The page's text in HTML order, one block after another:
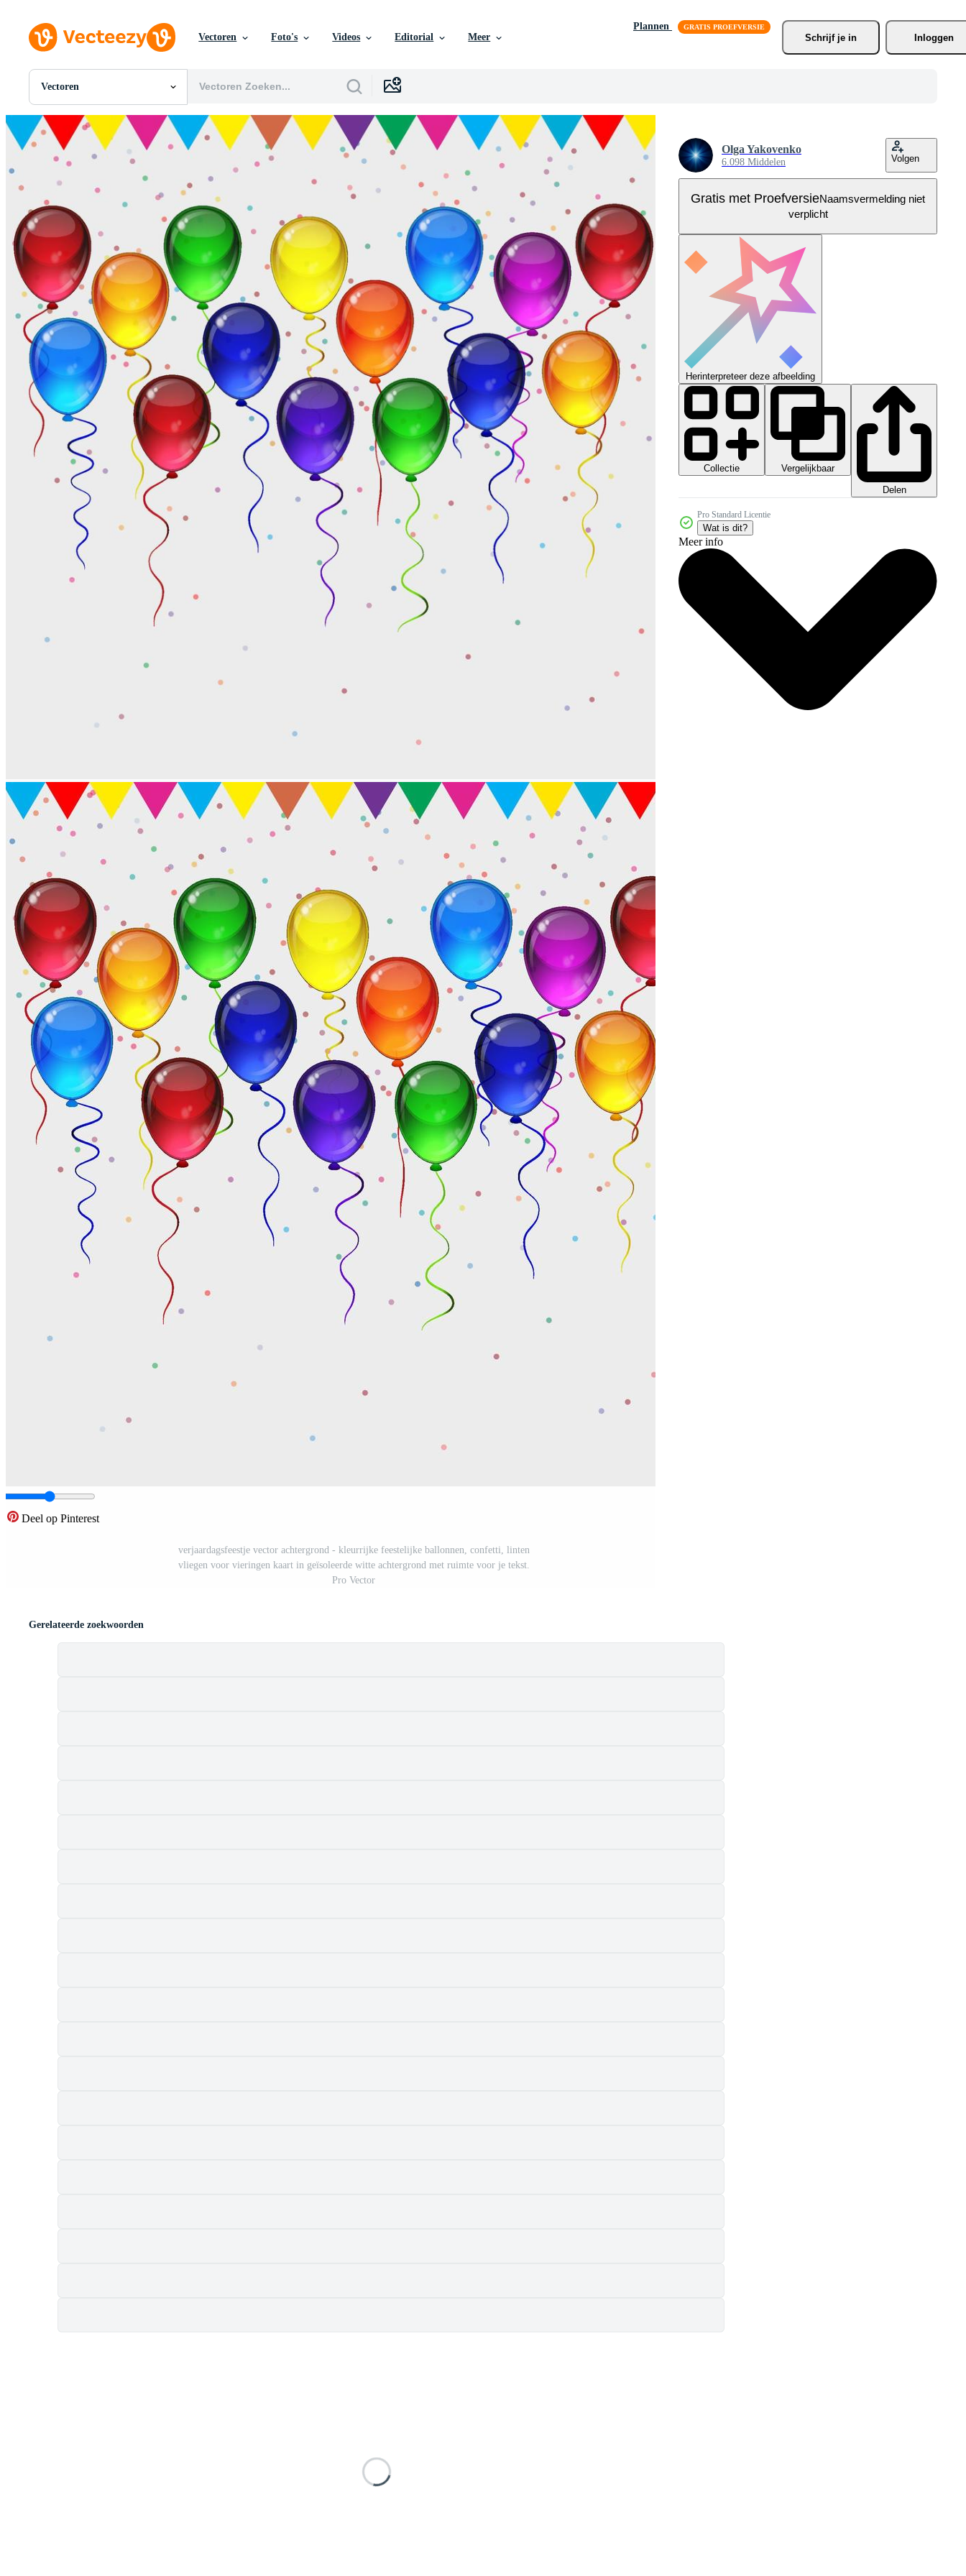
Vectoren Foto's Videos Editorial Meer
Plannen
Schrijf je in Inloggen
Vectoren
Alle Afbeeldingen
Foto's
PNGs
PSDs
SVGs
Sjablonen
Vectoren
Videos
Motion graphics
Redactionele Afbeeldingen
Redactionele Evenementen
Deel op Pinterest
verjaardagsfeestje vector achtergrond - kleurrijke feestelijke ballonnen, confetti, linten
vliegen voor vieringen kaart in geïsoleerde witte achtergrond met ruimte voor je tekst.
Pro Vector
Olga Yakovenko
6.098 Middelen Volgen
Gratis met ProefversieNaamsvermelding niet
verplicht
Herinterpreteer deze afbeelding
Collectie
Vergelijkbaar
Delen
Pro Standard Licentie
Wat is dit?
Meer info
Gerelateerde zoekwoorden